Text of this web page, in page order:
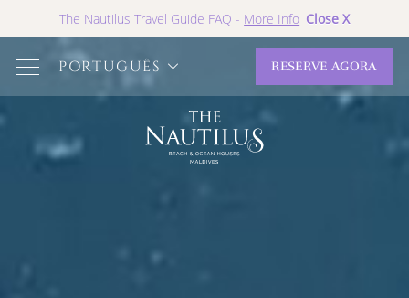
The Nautilus Travel Guide FAQ - More Info Close X
PORTUGUÊS RESERVE AGORA